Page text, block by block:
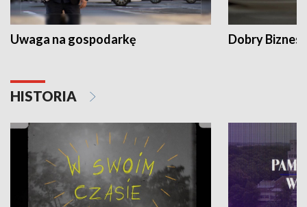
Uwaga na gospodarkę Dobry Biznes
HISTORIA